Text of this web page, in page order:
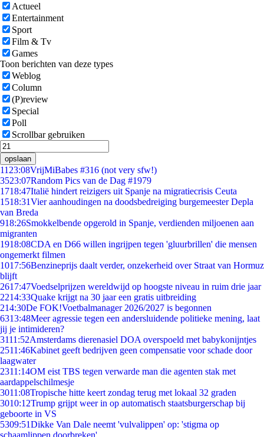
Actueel
Entertainment
Sport
Film & Tv
Games
Toon berichten van deze types
Weblog
Column
(P)review
Special
Poll
Scrollbar gebruiken
opslaan
11 23:08VrijMiBabes #316 (not very sfw!)
3523:07Random Pics van de Dag #1979
1718:47Italië hindert reizigers uit Spanje na migratiecrisis Ceuta
1518:31Vier aanhoudingen na doodsbedreiging burgemeester Depla
van Breda
918:26Smokkelbende opgerold in Spanje, verdienden miljoenen aan
migranten
1918:08CDA en D66 willen ingrijpen tegen 'gluurbrillen' die mensen
ongemerkt filmen
1017:56Benzineprijs daalt verder, onzekerheid over Straat van Hormuz
blijft
2617:47Voedselprijzen wereldwijd op hoogste niveau in ruim drie jaar
2214:33Quake krijgt na 30 jaar een gratis uitbreiding
214:30De FOK!Voetbalmanager 2026/2027 is begonnen
6313:48Meer agressie tegen een andersluidende politieke mening, laat
jij je intimideren?
3111:52Amsterdams dierenasiel DOA overspoeld met babykonijntjes
2511:46Kabinet geeft bedrijven geen compensatie voor schade door
laagwater
2311:14OM eist TBS tegen verwarde man die agenten stak met
aardappelschilmesje
3011:08Tropische hitte keert zondag terug met lokaal 32 graden
3010:12Trump grijpt weer in op automatisch staatsburgerschap bij
geboorte in VS
5309:51Dikke Van Dale neemt 'vulvalippen' op: 'stigma op
schaamlippen doorbreken'